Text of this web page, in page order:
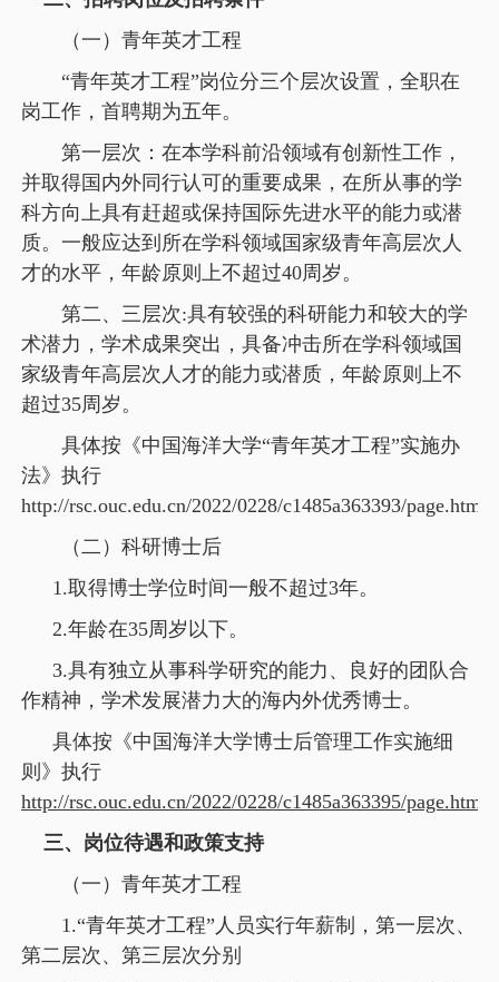
（一）青年英才工程
“青年英才工程”岗位分三个层次设置，全职在
岗工作，首聘期为五年。
第一层次：在本学科前沿领域有创新性工作，
并取得国内外同行认可的重要成果，在所从事的学
科方向上具有赶超或保持国际先进水平的能力或潜
质。一般应达到所在学科领域国家级青年高层次人
才的水平，年龄原则上不超过40周岁。
第二、三层次:具有较强的科研能力和较大的学
术潜力，学术成果突出，具备冲击所在学科领域国
家级青年高层次人才的能力或潜质，年龄原则上不
超过35周岁。
具体按《中国海洋大学“青年英才工程”实施办
法》执行
http://rsc.ouc.edu.cn/2022/0228/c1485a363393/page.htm
（二）科研博士后
1.取得博士学位时间一般不超过3年。
2.年龄在35周岁以下。
3.具有独立从事科学研究的能力、良好的团队合
作精神，学术发展潜力大的海内外优秀博士。
具体按《中国海洋大学博士后管理工作实施细
则》执行
http://rsc.ouc.edu.cn/2022/0228/c1485a363395/page.htm
三、岗位待遇和政策支持
（一）青年英才工程
1.“青年英才工程”人员实行年薪制，第一层次、
第二层次、第三层次分别